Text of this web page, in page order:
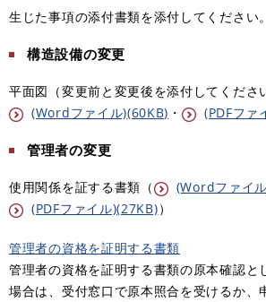
生じた事項の添付書類を添付してください。
構造設備の変更
平面図（変更前と変更後を添付してくださ
(Wordファイル)(60KB) ・ (PDFファ
管理者の変更
使用関係を証する書類（ (Wordファイ
(PDFファイル)(27KB)）
管理者の資格を証明する書類
管理者の資格を証明する書類の原本確認と
場合は、受付窓口で原本照合を受けるか、